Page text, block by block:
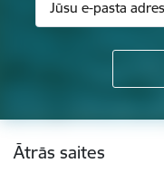
Kājene
Ātrās saites